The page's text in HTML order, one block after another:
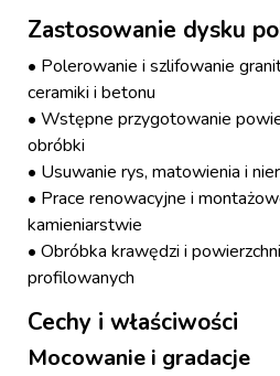
Zastosowanie dysku
• Polerowanie i szlifowanie
ceramiki i betonu
• Wstępne przygotowanie
obróbki
• Usuwanie rys, matowienia i
• Prace renowacyjne i
kamieniarstwie
• Obróbka krawędzi i
profilowanych
Cechy i właściwości
Mocowanie i gradacje